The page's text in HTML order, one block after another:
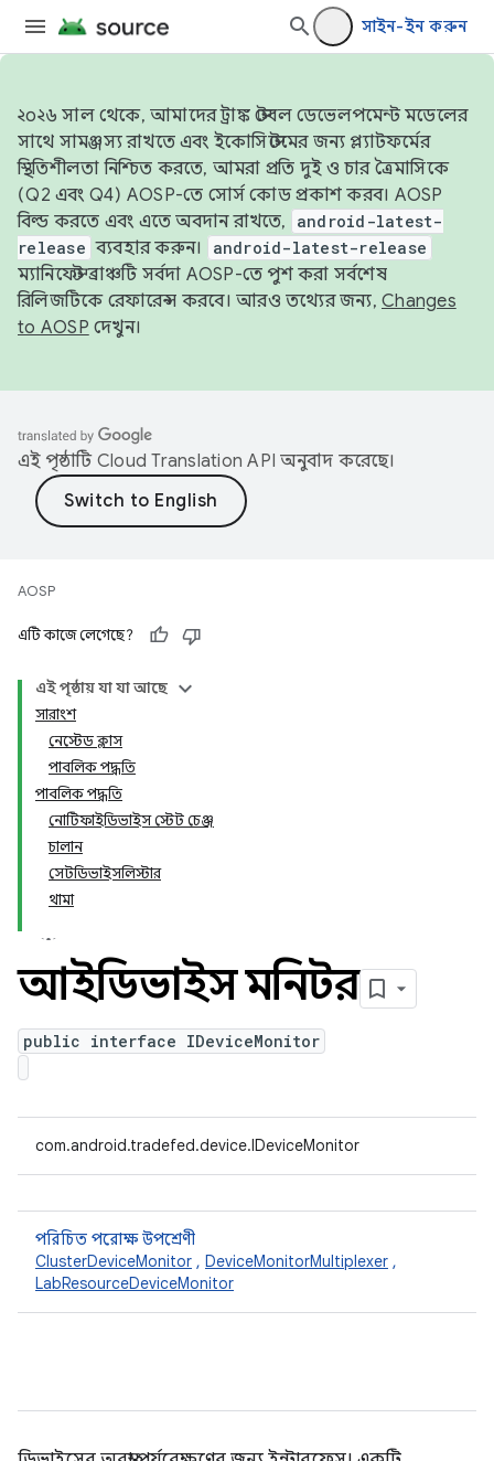
সাইন-ইন করুন
২০২৬ সাল থেকে, আমাদের ট্রাঙ্ক স্টেবল ডেভেলপমেন্ট মডেলের
সাথে সামঞ্জস্য রাখতে এবং ইকোসিস্টেমের জন্য প্ল্যাটফর্মের
স্থিতিশীলতা নিশ্চিত করতে, আমরা প্রতি দুই ও চার ত্রৈমাসিকে
(Q2 এবং Q4) AOSP-তে সোর্স কোড প্রকাশ করব। AOSP
বিল্ড করতে এবং এতে অবদান রাখতে,
android-latest-
release ব্যবহার করুন। android-latest-release
ম্যানিফেস্ট ব্রাঞ্চটি সর্বদা AOSP-তে পুশ করা সর্বশেষ
রিলিজটিকে রেফারেন্স করবে। আরও তথ্যের জন্য, Changes
to AOSP দেখুন।
এই পৃষ্ঠাটি Cloud Translation API অনুবাদ করেছে।
AOSP
এটি কাজে লেগেছে?
এই পৃষ্ঠায় যা যা আছে
সারাংশ
নেস্টেড ক্লাস
পাবলিক পদ্ধতি
পাবলিক পদ্ধতি
নোটিফাইডিভাইস স্টেট চেঞ্জ
চালান
সেটডিভাইসলিস্টার
থামা
আইডিভাইস মনিটর
public interface IDeviceMonitor
com.android.tradefed.device.IDeviceMonitor
পরিচিত পরোক্ষ উপশ্রেণী
ClusterDeviceMonitor , DeviceMonitorMultiplexer ,
LabResourceDeviceMonitor